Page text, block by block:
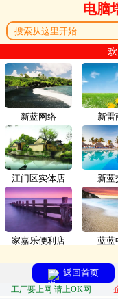
电脑
新蓝网络 新雷
江门区实体店 新蓝
家嘉乐便利店 蓝蓝
返回首页
工厂要上网 请上OK网